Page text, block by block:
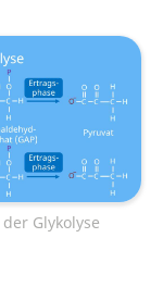
Glykolyse